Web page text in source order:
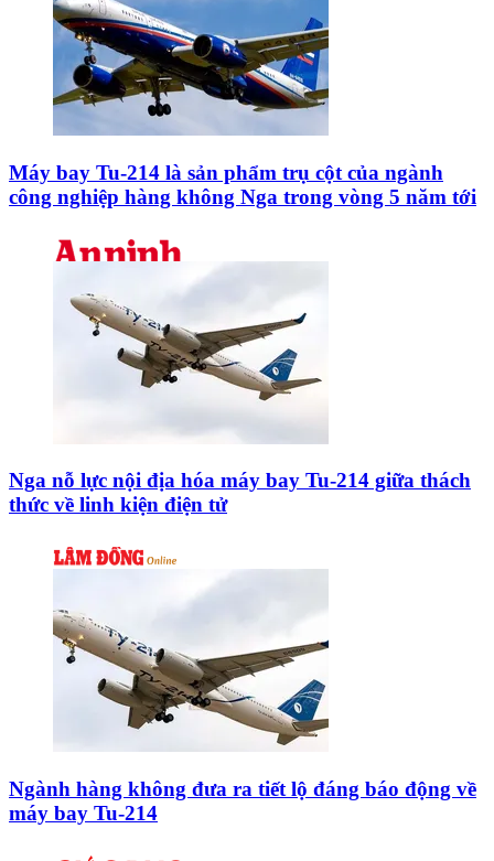
Máy bay Tu-214 là sản phẩm trụ cột của ngành
công nghiệp hàng không Nga trong vòng 5 năm tới
Nga nỗ lực nội địa hóa máy bay Tu-214 giữa thách
thức về linh kiện điện tử
Ngành hàng không đưa ra tiết lộ đáng báo động về
máy bay Tu-214